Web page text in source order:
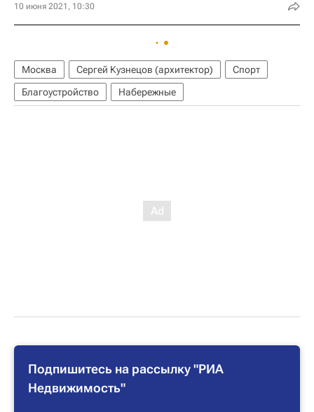
10 июня 2021, 10:30
Москва Сергей Кузнецов (архитектор)
Спорт
Благоустройство
Набережные
Подпишитесь на рассылку "РИА
Недвижимость"